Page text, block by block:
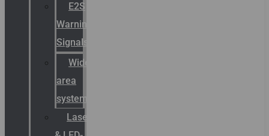
E2S
Warning
Signals
Wide
area
systemen
Laserbelijning